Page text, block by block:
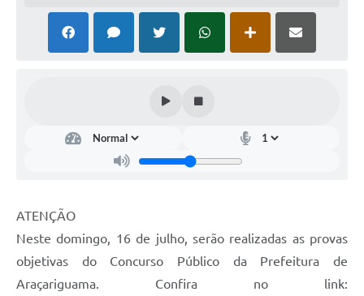
ATENÇÃO
Neste domingo, 16 de julho, serão realizadas as provas
objetivas do Concurso Público da Prefeitura de
Araçariguama. Confira no link: